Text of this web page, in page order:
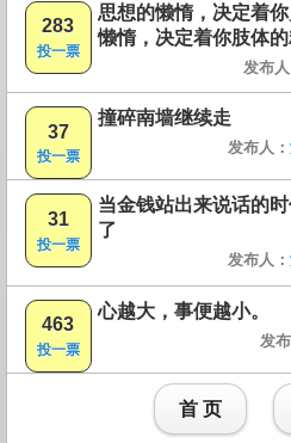
283
投一票
思想的懒惰，决定着
懒惰，决定着你肢体的
发布人
37
投一票
撞碎南墙继续走
发布人：
31
投一票
当金钱站出来说话的
了
发布人：
463
投一票
心越大，事便越小。
发
首 页